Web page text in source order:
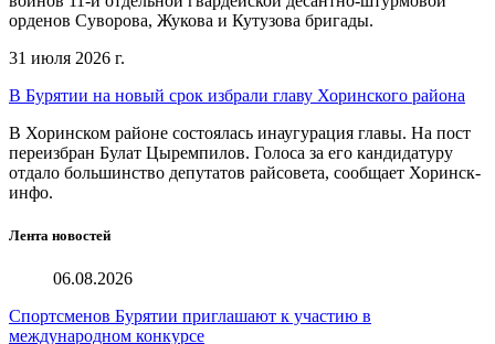
орденов Суворова, Жукова и Кутузова бригады.
31 июля 2026 г.
В Бурятии на новый срок избрали главу Хоринского района
В Хоринском районе состоялась инаугурация главы. На пост
переизбран Булат Цыремпилов. Голоса за его кандидатуру
отдало большинство депутатов райсовета, сообщает Хоринск-
инфо.
Лента новостей
06.08.2026
Спортсменов Бурятии приглашают к участию в
международном конкурсе